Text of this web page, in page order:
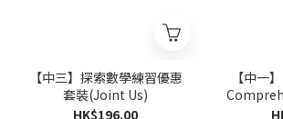
【中三】探索數學練習優惠
套裝(Joint Us)
HK$196.00
【中一